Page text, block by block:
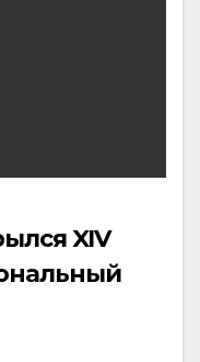
XIV